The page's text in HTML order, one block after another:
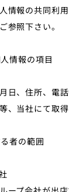
情報の共同利
参照下さい。
情報の項目
日、住所、電
、当社にて取
者の範囲